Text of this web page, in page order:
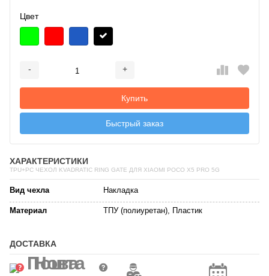
Цвет
- +
Купить
Быстрый заказ
ХАРАКТЕРИСТИКИ
TPU+PC ЧЕХОЛ KVADRATIC RING GATE ДЛЯ XIAOMI POCO X5 PRO 5G
Вид чехла Накладка
Материал ТПУ (полиуретан), Пластик
ДОСТАВКА